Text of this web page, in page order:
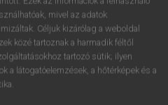
mivel az adatok
Céljuk kizárólag a weboldal
közé tartoznak a harmadik féltől
tartozó sütik; ilyen
a látogatóelemzések, a hőtérképek és a